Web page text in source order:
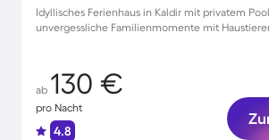
Idyllisches Ferienhaus in Kaldir mit privatem
unvergessliche Familienmomente mit
ab 130 €
pro Nacht
4.8